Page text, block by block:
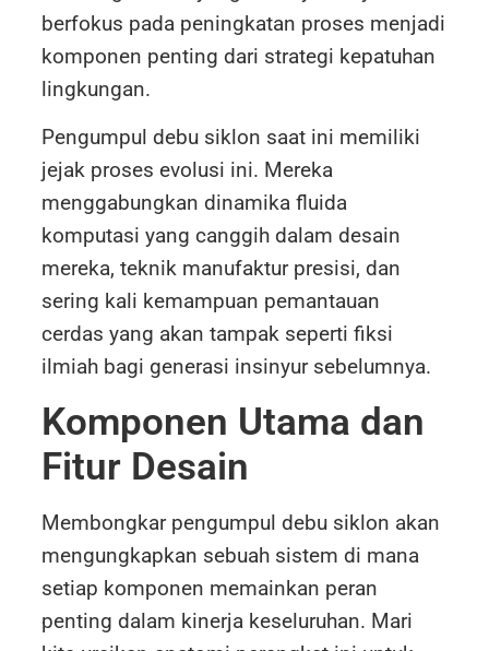
berfokus pada peningkatan proses menjadi
komponen penting dari strategi kepatuhan
lingkungan.
Pengumpul debu siklon saat ini memiliki
jejak proses evolusi ini. Mereka
menggabungkan dinamika fluida
komputasi yang canggih dalam desain
mereka, teknik manufaktur presisi, dan
sering kali kemampuan pemantauan
cerdas yang akan tampak seperti fiksi
ilmiah bagi generasi insinyur sebelumnya.
Komponen Utama dan
Fitur Desain
Membongkar pengumpul debu siklon akan
mengungkapkan sebuah sistem di mana
setiap komponen memainkan peran
penting dalam kinerja keseluruhan. Mari